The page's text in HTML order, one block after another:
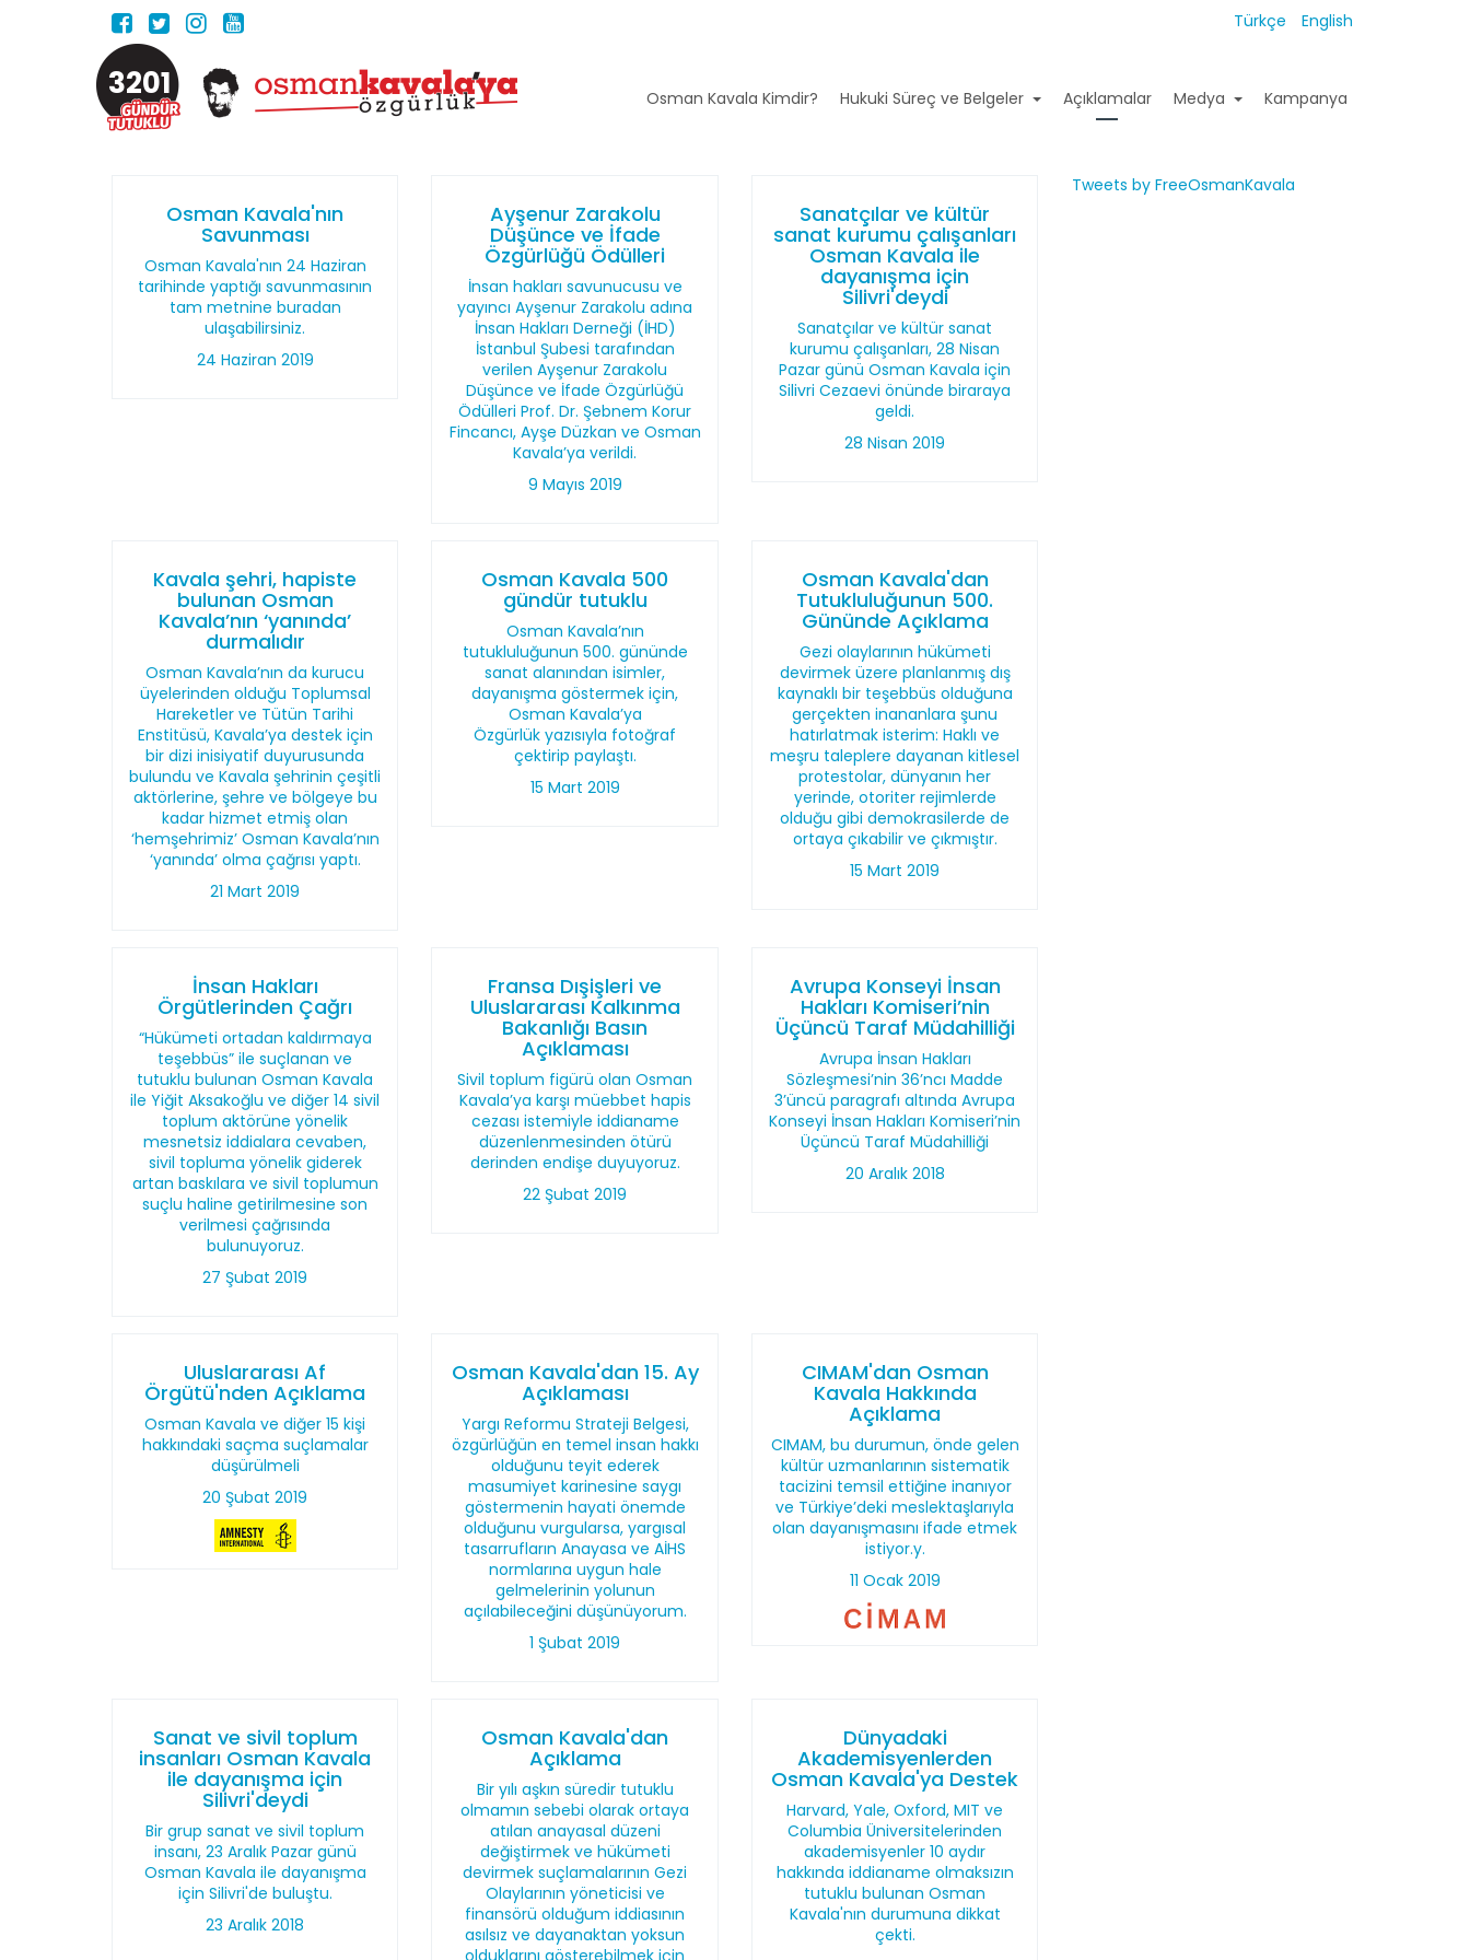
Türkçe English
3201 Osman Kavala Kimdir? Hukuki Süreç ve Belgeler Açıklamalar Medya Kampanya
Osman Kavala'nın
Savunması
Osman Kavala'nın 24 Haziran
tarihinde yaptığı savunmasının
tam metnine buradan
ulaşabilirsiniz.
24 Haziran 2019
Ayşenur Zarakolu
Düşünce ve İfade
Özgürlüğü Ödülleri
İnsan hakları savunucusu ve
yayıncı Ayşenur Zarakolu adına
İnsan Hakları Derneği (İHD)
İstanbul Şubesi tarafından
verilen Ayşenur Zarakolu
Düşünce ve İfade Özgürlüğü
Ödülleri Prof. Dr. Şebnem Korur
Fincancı, Ayşe Düzkan ve Osman
Kavala’ya verildi.
9 Mayıs 2019
Sanatçılar ve kültür
sanat kurumu çalışanları
Osman Kavala ile
dayanışma için
Silivri'deydi
Sanatçılar ve kültür sanat
kurumu çalışanları, 28 Nisan
Pazar günü Osman Kavala için
Silivri Cezaevi önünde biraraya
geldi.
28 Nisan 2019
Kavala şehri, hapiste
bulunan Osman
Kavala’nın ‘yanında’
durmalıdır
Osman Kavala’nın da kurucu
üyelerinden olduğu Toplumsal
Hareketler ve Tütün Tarihi
Enstitüsü, Kavala’ya destek için
bir dizi inisiyatif duyurusunda
bulundu ve Kavala şehrinin çeşitli
aktörlerine, şehre ve bölgeye bu
kadar hizmet etmiş olan
‘hemşehrimiz’ Osman Kavala’nın
‘yanında’ olma çağrısı yaptı.
21 Mart 2019
Osman Kavala 500
gündür tutuklu
Osman Kavala’nın
tutukluluğunun 500. gününde
sanat alanından isimler,
dayanışma göstermek için,
Osman Kavala’ya
Özgürlük yazısıyla fotoğraf
çektirip paylaştı.
15 Mart 2019
Osman Kavala'dan
Tutukluluğunun 500.
Gününde Açıklama
Gezi olaylarının hükümeti
devirmek üzere planlanmış dış
kaynaklı bir teşebbüs olduğuna
gerçekten inananlara şunu
hatırlatmak isterim: Haklı ve
meşru taleplere dayanan kitlesel
protestolar, dünyanın her
yerinde, otoriter rejimlerde
olduğu gibi demokrasilerde de
ortaya çıkabilir ve çıkmıştır.
15 Mart 2019
İnsan Hakları
Örgütlerinden Çağrı
“Hükümeti ortadan kaldırmaya
teşebbüs” ile suçlanan ve
tutuklu bulunan Osman Kavala
ile Yiğit Aksakoğlu ve diğer 14 sivil
toplum aktörüne yönelik
mesnetsiz iddialara cevaben,
sivil topluma yönelik giderek
artan baskılara ve sivil toplumun
suçlu haline getirilmesine son
verilmesi çağrısında
bulunuyoruz.
27 Şubat 2019
Fransa Dışişleri ve
Uluslararası Kalkınma
Bakanlığı Basın
Açıklaması
Sivil toplum figürü olan Osman
Kavala’ya karşı müebbet hapis
cezası istemiyle iddianame
düzenlenmesinden ötürü
derinden endişe duyuyoruz.
22 Şubat 2019
Avrupa Konseyi İnsan
Hakları Komiseri’nin
Üçüncü Taraf Müdahilliği
Avrupa İnsan Hakları
Sözleşmesi’nin 36’ncı Madde
3’üncü paragrafı altında Avrupa
Konseyi İnsan Hakları Komiseri’nin
Üçüncü Taraf Müdahilliği
20 Aralık 2018
Uluslararası Af
Örgütü'nden Açıklama
Osman Kavala ve diğer 15 kişi
hakkındaki saçma suçlamalar
düşürülmeli
20 Şubat 2019
Osman Kavala'dan 15. Ay
Açıklaması
Yargı Reformu Strateji Belgesi,
özgürlüğün en temel insan hakkı
olduğunu teyit ederek
masumiyet karinesine saygı
göstermenin hayati önemde
olduğunu vurgularsa, yargısal
tasarrufların Anayasa ve AİHS
normlarına uygun hale
gelmelerinin yolunun
açılabileceğini düşünüyorum.
1 Şubat 2019
CIMAM'dan Osman
Kavala Hakkında
Açıklama
CIMAM, bu durumun, önde gelen
kültür uzmanlarının sistematik
tacizini temsil ettiğine inanıyor
ve Türkiye’deki meslektaşlarıyla
olan dayanışmasını ifade etmek
istiyor.y.
11 Ocak 2019
Sanat ve sivil toplum
insanları Osman Kavala
ile dayanışma için
Silivri'deydi
Bir grup sanat ve sivil toplum
insanı, 23 Aralık Pazar günü
Osman Kavala ile dayanışma
için Silivri'de buluştu.
23 Aralık 2018
Osman Kavala'dan
Açıklama
Bir yılı aşkın süredir tutuklu
olmamın sebebi olarak ortaya
atılan anayasal düzeni
değiştirmek ve hükümeti
devirmek suçlamalarının Gezi
Olaylarının yöneticisi ve
finansörü olduğum iddiasının
asılsız ve dayanaktan yoksun
olduklarını gösterebilmek için
Dünyadaki
Akademisyenlerden
Osman Kavala'ya Destek
Harvard, Yale, Oxford, MIT ve
Columbia Üniversitelerinden
akademisyenler 10 aydır
hakkında iddianame olmaksızın
tutuklu bulunan Osman
Kavala'nın durumuna dikkat
çekti.
Tweets by FreeOsmanKavala